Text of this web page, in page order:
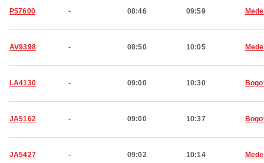
P57600 - 08:46 09:59
AV9398 - 08:50 10:05
LA4130 - 09:00 10:30
JA5162 - 09:00 10:37
JA5427 - 09:02 10:14